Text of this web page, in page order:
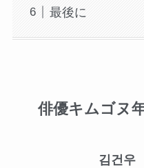
最後に
俳優キムゴヌ
김건우